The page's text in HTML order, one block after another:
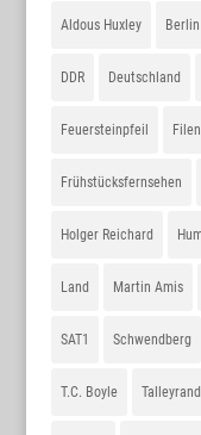
Aldous Huxley Berlin
DDR Deutschland
Feuersteinpfeil
Frühstücksfernsehen
Holger Reichard
Land Martin Amis
SAT1 Schwendberg
T.C. Boyle